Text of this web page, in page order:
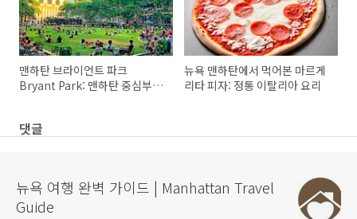
맨하탄 브라이언트 파크
Bryant Park: 맨하탄 중심부의
뉴욕 맨하탄에서 먹어본 마르게
리타 피자: 정통 이탈리아 요리
댓글
뉴욕 여행 완벽 가이드 | Manhattan Travel
Guide